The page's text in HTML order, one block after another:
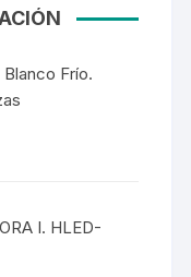
Frío.
I. HLED-